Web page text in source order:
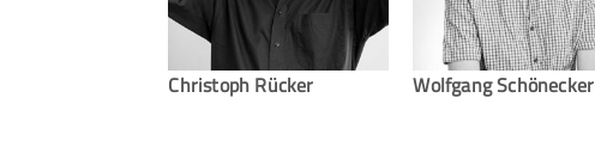
Christoph Rücker Wolfgang Schönecker